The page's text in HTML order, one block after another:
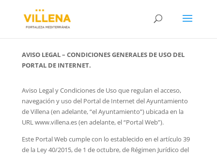
AVISO LEGAL – CONDICIONES GENERALES DE USO DEL
PORTAL DE INTERNET.
Aviso Legal y Condiciones de Uso que regulan el acceso,
navegación y uso del Portal de Internet del Ayuntamiento
de Villena (en adelante, “el Ayuntamiento”) ubicada en la
URL www.villena.es (en adelante, el “Portal Web”).
Este Portal Web cumple con lo establecido en el artículo 39
de la Ley 40/2015, de 1 de octubre, de Régimen Jurídico del